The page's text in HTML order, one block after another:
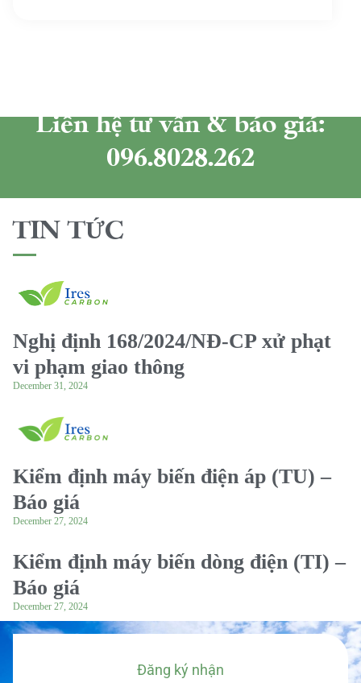
Liên hệ tư vấn & báo giá:
096.8028.262
TIN TỨC
Nghị định 168/2024/NĐ-CP xử phạt
vi phạm giao thông
December 31, 2024
Kiểm định máy biến điện áp (TU) –
Báo giá
December 27, 2024
Kiểm định máy biến dòng điện (TI) –
Báo giá
December 27, 2024
Đăng ký nhận